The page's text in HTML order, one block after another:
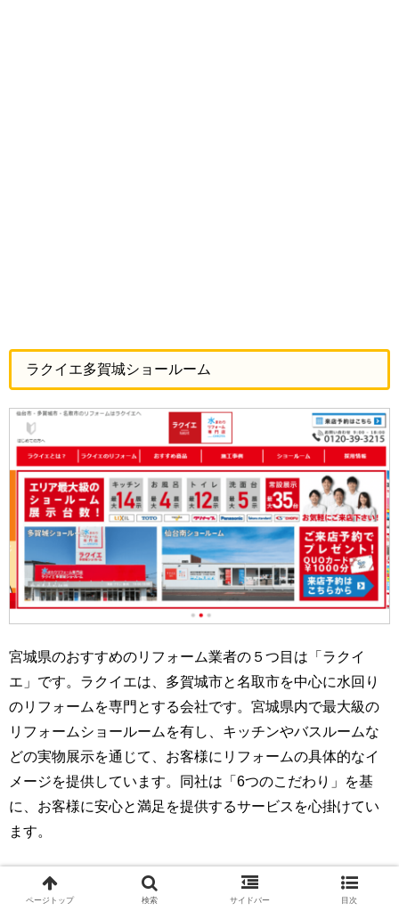
ラクイエ多賀城ショールーム
宮城県のおすすめのリフォーム業者の５つ目は「ラクイ
エ」です。ラクイエは、多賀城市と名取市を中心に水回り
のリフォームを専門とする会社です。宮城県内で最大級の
リフォームショールームを有し、キッチンやバスルームな
どの実物展示を通じて、お客様にリフォームの具体的なイ
メージを提供しています。同社は「6つのこだわり」を基
に、お客様に安心と満足を提供するサービスを心掛けてい
ます。
この企業にリフォームを依頼するメリットは、明確な価格
設定、迅速な対応、充実した工事保証にあります。ラクイ
ページトップ 検索 サイドバー 目次